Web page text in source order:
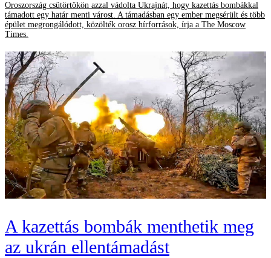
Oroszország csütörtökön azzal vádolta Ukrajnát, hogy kazettás bombákkal
támadott egy határ menti várost. A támadásban egy ember megsérült és több
épület megrongálódott, közölték orosz hírforrások, írja a The Moscow
Times.
A kazettás bombák menthetik meg
az ukrán ellentámadást